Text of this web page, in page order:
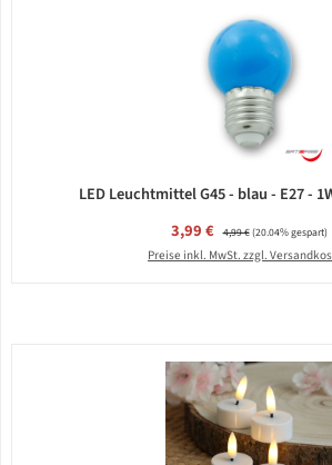
LED Leuchtmittel G45 - blau - E27 -
Verkaufspreis:
3,99 € Regulärer Preis:
4,99 €(20.04% gespart)
Preise inkl. MwSt. zzgl.